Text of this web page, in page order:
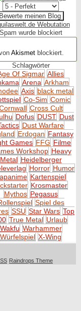
Webutation
Spam wurde blockiert
Akismetblockiert.
Schlagwörter
Of Sigmar Allies
Arena Arkham
Axis black metal
Co-Sim Comic
Cross Cult
Dofus DUST Dust
Dust Warfare
Erdogan Fantasy
Games FFG Filme
Workshop Heavy
Metal Heidelberger
Horror Humor
Kartenspiel
Krosmaster
Mythos Pegasus
Spiel des
SSU Star Wars Top
True Metal Urlaub
Wakfu Warhammer
Würfelspiel X-Wing
Raindrops Theme